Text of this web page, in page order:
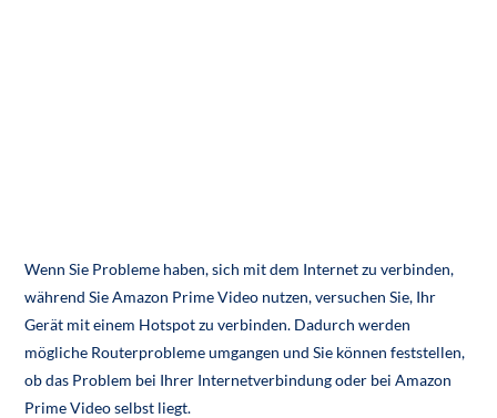
Wenn Sie Probleme haben, sich mit dem Internet zu verbinden,
während Sie Amazon Prime Video nutzen, versuchen Sie, Ihr
Gerät mit einem Hotspot zu verbinden. Dadurch werden
mögliche Routerprobleme umgangen und Sie können feststellen,
ob das Problem bei Ihrer Internetverbindung oder bei Amazon
Prime Video selbst liegt.